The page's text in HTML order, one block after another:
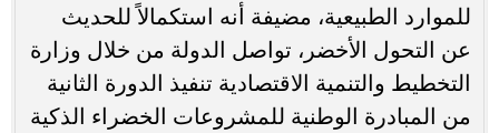
للموارد الطبيعية، مضيفة أنه استكمالاً للحديث
عن التحول الأخضر، تواصل الدولة من خلال وزارة
التخطيط والتنمية الاقتصادية تنفيذ الدورة الثانية
من المبادرة الوطنية للمشروعات الخضراء الذكية